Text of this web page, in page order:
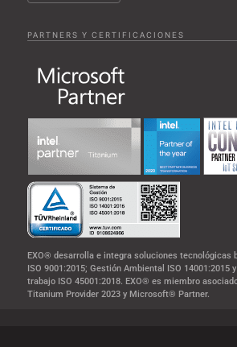
PARTNERS Y CERTIFICACIONES
EXO® desarrolla e integra soluciones tecnológicas
ISO 9001:2015; Gestión Ambiental ISO 14001:2015
trabajo ISO 45001:2018. EXO® es miembro
Titanium Provider 2023 y Microsoft® Partner.